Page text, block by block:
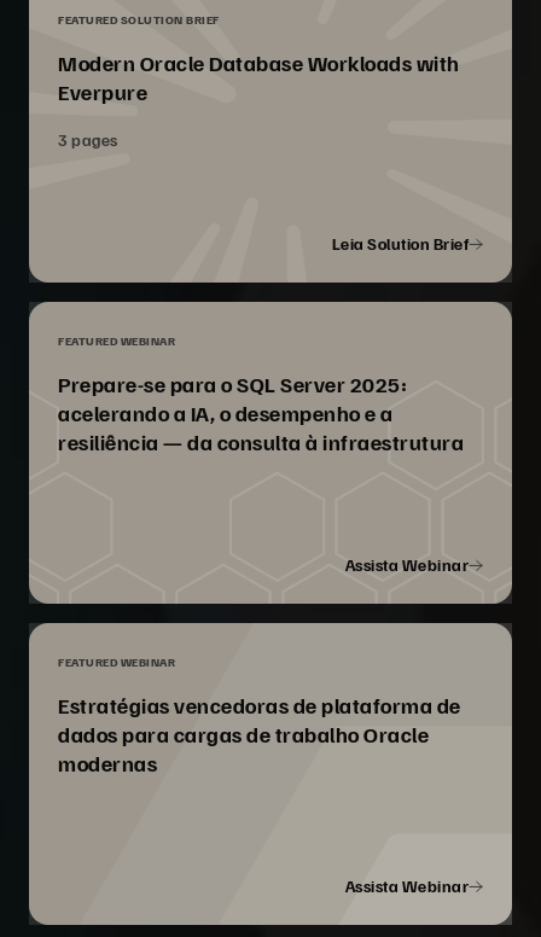
FEATURED SOLUTION BRIEF
Modern Oracle Database Workloads with
Everpure
3 pages
Leia Solution Brief
FEATURED WEBINAR
Prepare-se para o SQL Server 2025:
acelerando a IA, o desempenho e a
resiliência — da consulta à infraestrutura
Assista Webinar
FEATURED WEBINAR
Estratégias vencedoras de plataforma de
dados para cargas de trabalho Oracle
modernas
Assista Webinar